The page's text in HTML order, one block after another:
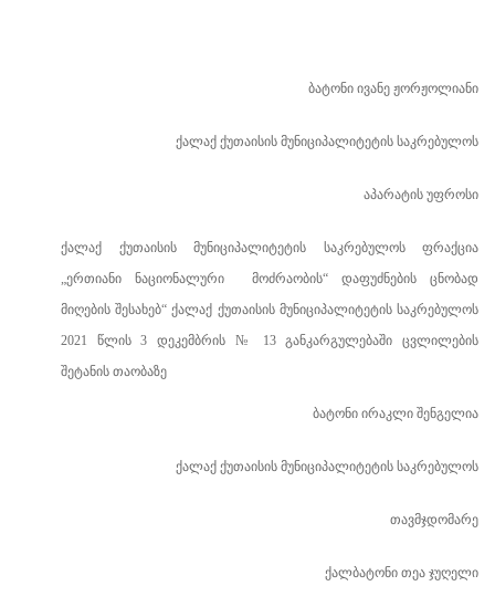
ბატონი ივანე ჟორჟოლიანი
ქალაქ ქუთაისის მუნიციპალიტეტის საკრებულოს
აპარატის უფროსი
ქალაქ ქუთაისის მუნიციპალიტეტის საკრებულოს
ფრაქცია
„ერთიანი ნაციონალური მოძრაობის“ დაფუძნების ცნობად
მიღების შესახებ“ ქალაქ ქუთაისის მუნიციპალიტეტის საკრებულოს
2021 წლის 3 დეკემბრის №
13 განკარგულებაში ცვლილების
შეტანის თაობაზე
ბატონი ირაკლი შენგელია
ქალაქ ქუთაისის მუნიციპალიტეტის საკრებულოს
თავმჯდომარე
ქალბატონი თეა ჯუღელი